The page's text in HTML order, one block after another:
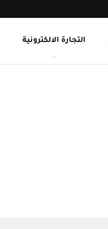
التجارة الالكترونية